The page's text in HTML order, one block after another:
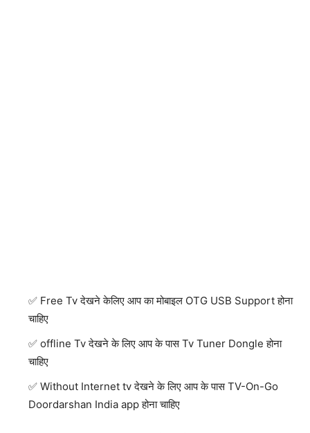
Free Tv देखने केलिए आप का मोबाइल OTG USB Support होना
चाहिए
offline Tv देखने के लिए आप के पास Tv Tuner Dongle होना
चाहिए
Without Internet tv देखने के लिए आप के पास TV-On-Go
Doordarshan India app होना चाहिए